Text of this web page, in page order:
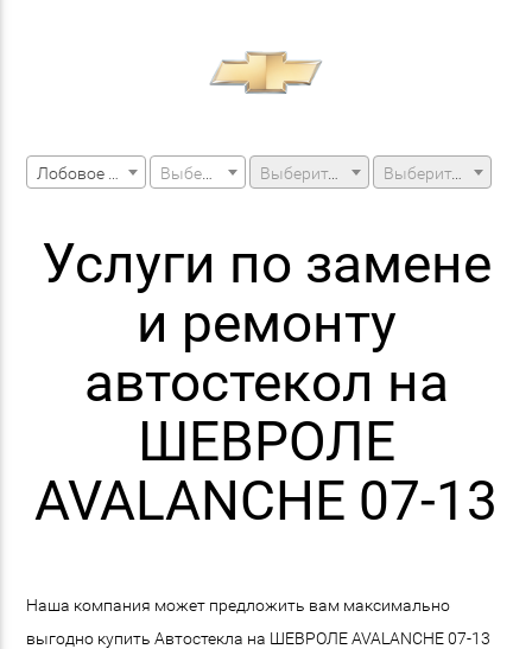
Выберите модель машины Выберите модификацию
Услуги по замене
и ремонту
автостекол на
ШЕВРОЛЕ
AVALANCHE 07-13
Наша компания может предложить вам максимально
выгодно купить Автостекла на ШЕВРОЛЕ AVALANCHE 07-13